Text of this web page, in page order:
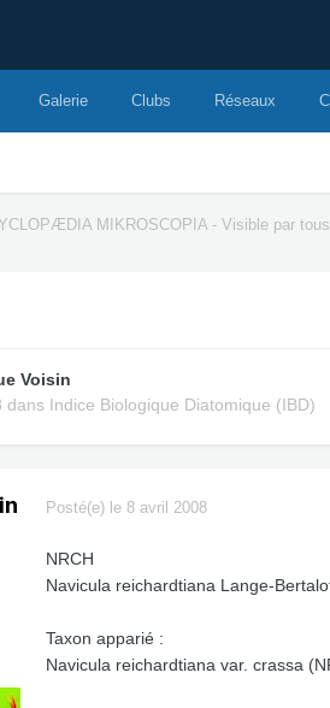
Galerie Clubs Réseaux
MIKROSCOPIA - Visible par
Voisin
dans Indice Biologique Diatomique (IBD)
Posté(e) le 8 avril 2008
NRCH
Navicula reichardtiana Lange-
Taxon apparié :
Navicula reichardtiana var. crassa